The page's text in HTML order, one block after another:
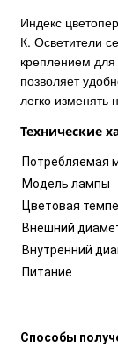
Индекс
К. Осветители
креплением
позволяет
легко
Технические
Потребляемая
Модель лампы
Цветовая
Внешний
Внутренний
Питание
Способы